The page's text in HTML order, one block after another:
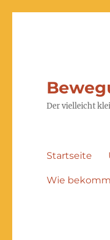
Der vielleicht
Startseite
Wie